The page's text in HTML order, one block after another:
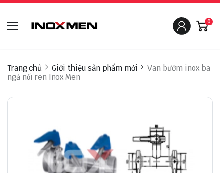
0
Trang chủ Giới thiệu sản phẩm mới
Van bướm inox ba
ngả nối ren Inox Men